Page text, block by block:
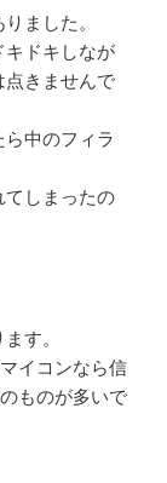
ました。
キドキしなが
点きませんで
中のフィラ
てしまったの
す。
イコンなら信
ものが多いで